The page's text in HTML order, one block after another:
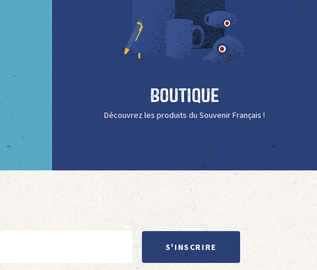
Boutique
Découvrez les produits du Souvenir Français !
S'INSCRIRE